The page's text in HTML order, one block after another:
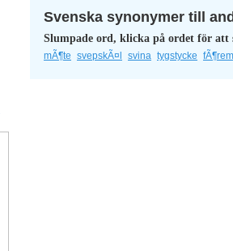
Svenska synonymer till
Slumpade ord, klicka på ordet för att
mÃ¶te svepskÃ¤l svina tygstycke